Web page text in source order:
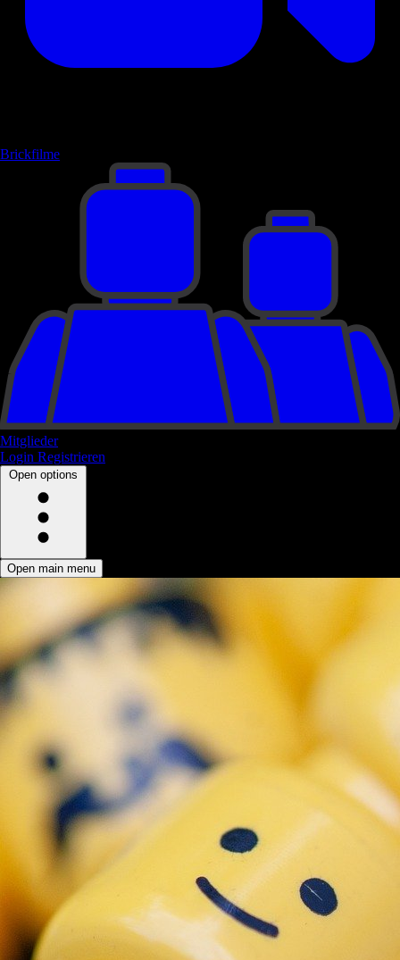
Brickfilme
Mitglieder
Login Registrieren
Open options
Open main menu